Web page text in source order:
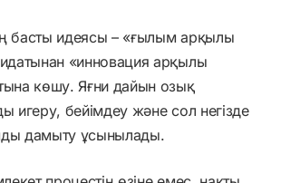
басты идеясы – «ғылым арқылы
«инновация арқылы
көшу. Яғни дайын озық
игеру, бейімдеу және сол негізде
дамыту ұсынылады.